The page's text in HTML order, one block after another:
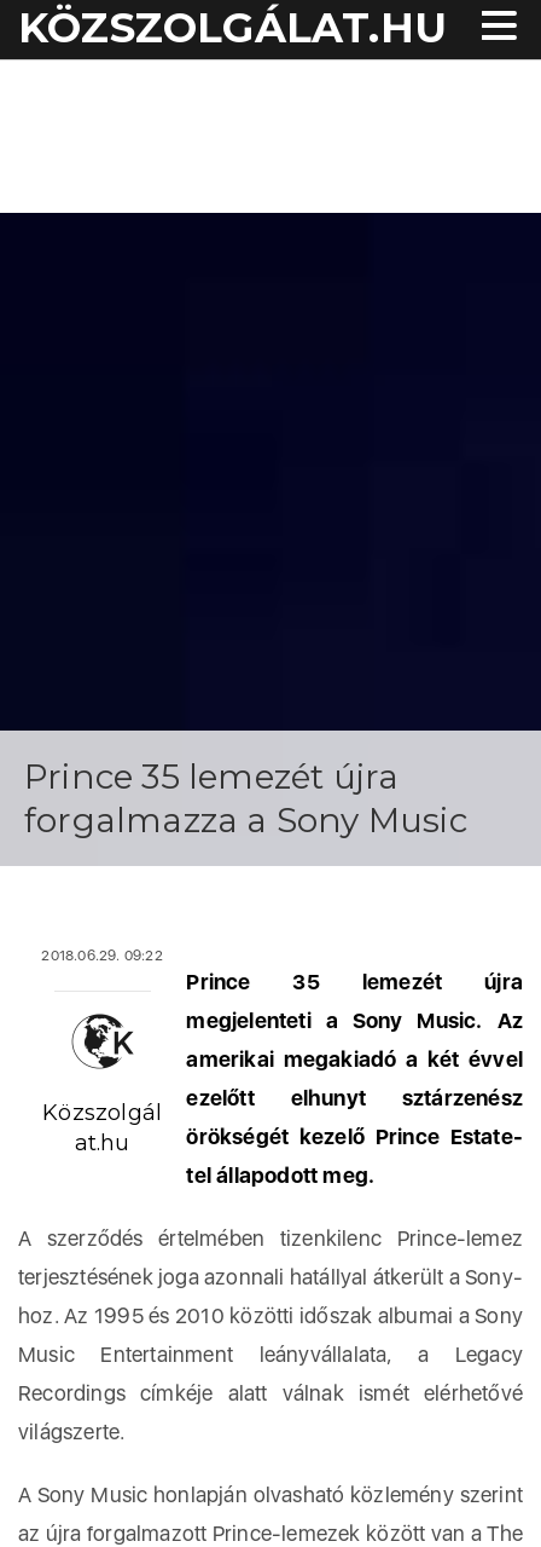
KÖZSZOLGÁLAT.HU
Prince 35 lemezét újra
forgalmazza a Sony Music
2018.06.29. 09:22
Közszolgál
at.hu
Prince 35 lemezét újra
megjelenteti a Sony Music. Az
amerikai megakiadó a két évvel
ezelőtt elhunyt sztárzenész
örökségét kezelő Prince Estate-
tel állapodott meg.
A szerződés értelmében tizenkilenc Prince-lemez
terjesztésének joga azonnali hatállyal átkerült a Sony-
hoz. Az 1995 és 2010 közötti időszak albumai a Sony
Music Entertainment leányvállalata, a Legacy
Recordings címkéje alatt válnak ismét elérhetővé
világszerte.
A Sony Music honlapján olvasható közlemény szerint
az újra forgalmazott Prince-lemezek között van a The